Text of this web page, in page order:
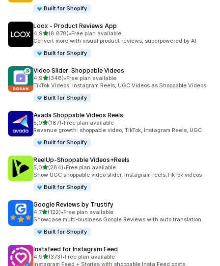
Built for Shopify
Loox ‑ Product Reviews App
4,9z 5 hvězd
(8 878)
Celkový počet recenzí: 8878
•Free plan available
Convert more with visual product reviews, superpowered by AI
Built for Shopify
Video Slider: Shoppable Videos
4,9z 5 hvězd
(348)
Celkový počet recenzí: 348
•Free plan available
TikTok Videos, Instagram Reels, UGC Videos as Shoppable Videos
Built for Shopify
Avada Shoppable Videos Reels
5,0z 5 hvězd
(187)
Celkový počet recenzí: 187
•Free plan available
Revenue growth: shoppable video, TikTok, Instagram Reels, UGC
Built for Shopify
ReelUp‑Shoppable Videos+Reels
5,0z 5 hvězd
(284)
Celkový počet recenzí: 284
•Free plan available
Show UGC shoppable video slider, Instagram reels,TikTok videos
Built for Shopify
Google Reviews by Trustify
4,7z 5 hvězd
(122)
Celkový počet recenzí: 122
•Free plan available
Showcase multi-business Google Reviews with auto translation
Built for Shopify
Instafeed for Instagram Feed
4,9z 5 hvězd
(373)
Celkový počet recenzí: 373
•Free plan available
Instagram Feed + Stories with shoppable Insta Feed posts